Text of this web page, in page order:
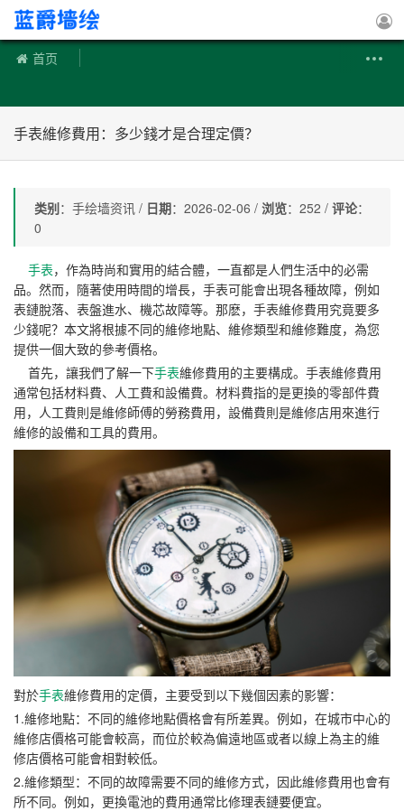
首页
​手表維修費用：多少錢才是合理定價？
类别：手绘墙资讯 / 日期：2026-02-06 / 浏览：252 / 评论：
0
手表，作為時尚和實用的結合體，一直都是人們生活中的必需
品。然而，隨著使用時間的增長，手表可能會出現各種故障，例如
表鏈脫落、表盤進水、機芯故障等。那麽，手表維修費用究竟要多
少錢呢？本文將根據不同的維修地點、維修類型和維修難度，為您
提供一個大致的參考價格。
首先，讓我們了解一下手表維修費用的主要構成。手表維修費用
通常包括材料費、人工費和設備費。材料費指的是更換的零部件費
用，人工費則是維修師傅的勞務費用，設備費則是維修店用來進行
維修的設備和工具的費用。
對於手表維修費用的定價，主要受到以下幾個因素的影響：
1.維修地點：不同的維修地點價格會有所差異。例如，在城市中心的
維修店價格可能會較高，而位於較為偏遠地區或者以線上為主的維
修店價格可能會相對較低。
2.維修類型：不同的故障需要不同的維修方式，因此維修費用也會有
所不同。例如，更換電池的費用通常比修理表鏈要便宜。